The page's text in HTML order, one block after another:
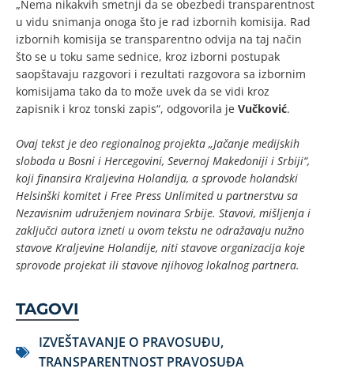
„Nema nikakvih smetnji da se obezbedi transparentnost
u vidu snimanja onoga što je rad izbornih komisija. Rad
izbornih komisija se transparentno odvija na taj način
što se u toku same sednice, kroz izborni postupak
saopštavaju razgovori i rezultati razgovora sa izbornim
komisijama tako da to može uvek da se vidi kroz
zapisnik i kroz tonski zapis“, odgovorila je Vučković.
Ovaj tekst je deo regionalnog projekta „Jačanje medijskih
sloboda u Bosni i Hercegovini, Severnoj Makedoniji i Srbiji“,
koji finansira Kraljevina Holandija, a sprovode holandski
Helsinški komitet i Free Press Unlimited u partnerstvu sa
Nezavisnim udruženjem novinara Srbije. Stavovi, mišljenja i
zaključci autora izneti u ovom tekstu ne odražavaju nužno
stavove Kraljevine Holandije, niti stavove organizacija koje
sprovode projekat ili stavove njihovog lokalnog partnera.
TAGOVI
IZVEŠTAVANJE O PRAVOSUĐU,
TRANSPARENTNOST PRAVOSUĐA